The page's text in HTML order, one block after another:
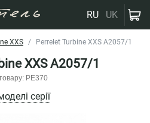
RU UK
XXS Perrelet Turbine XXS A2057/1
XXS A2057/1
PE370
серії